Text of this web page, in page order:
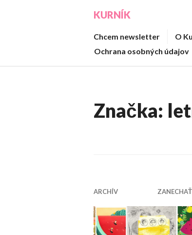
KURNÍK
Chcem newsletter O
Ochrana osobných údajov
Značka:
ARCHÍV